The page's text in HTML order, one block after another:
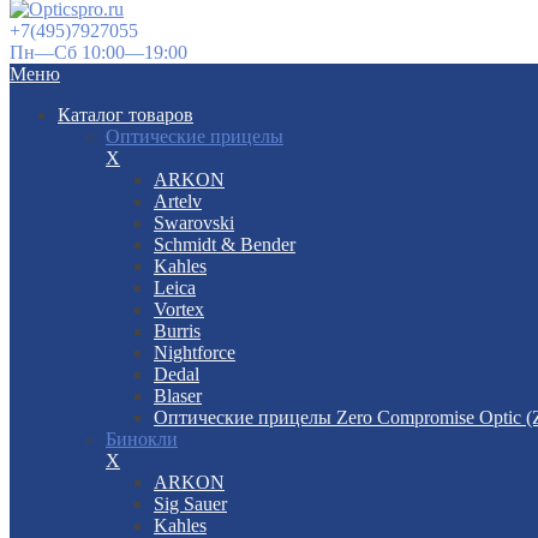
+7(495)7927055
Пн—Сб 10:00—19:00
Меню
Каталог товаров
Оптические прицелы
X
ARKON
Artelv
Swarovski
Schmidt & Bender
Kahles
Leica
Vortex
Burris
Nightforce
Dedal
Blaser
Оптические прицелы Zero Compromise Optic
Бинокли
X
ARKON
Sig Sauer
Kahles